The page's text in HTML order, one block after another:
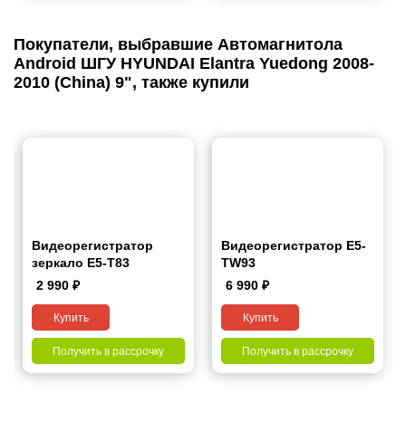
Покупатели, выбравшие Автомагнитола
Android ШГУ HYUNDAI Elantra Yuedong 2008-
2010 (China) 9", также купили
Видеорегистратор
зеркало E5-T83
2 990 ₽
Купить
Получить в рассрочку
Видеорегистратор Е5-
ТW93
6 990 ₽
Купить
Получить в рассрочку